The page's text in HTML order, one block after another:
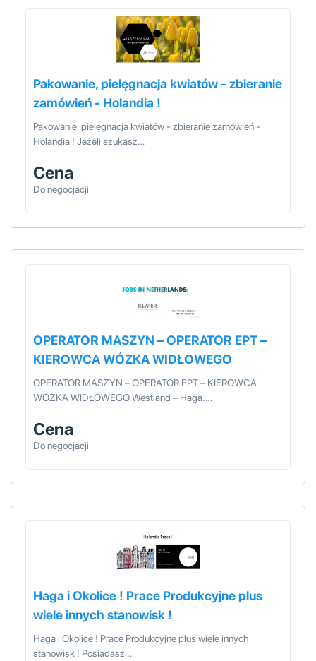
Pakowanie, pielęgnacja kwiatów - zbieranie
zamówień - Holandia !
Pakowanie, pielęgnacja kwiatów - zbieranie zamówień -
Holandia ! Jeżeli szukasz…
Cena
Do negocjacji
OPERATOR MASZYN – OPERATOR EPT –
KIEROWCA WÓZKA WIDŁOWEGO
OPERATOR MASZYN – OPERATOR EPT – KIEROWCA
WÓZKA WIDŁOWEGO Westland – Haga.…
Cena
Do negocjacji
Haga i Okolice ! Prace Produkcyjne plus
wiele innych stanowisk !
Haga i Okolice ! Prace Produkcyjne plus wiele innych
stanowisk ! Posiadasz…